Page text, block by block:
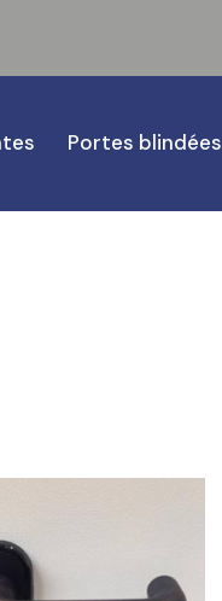
Portes blindées